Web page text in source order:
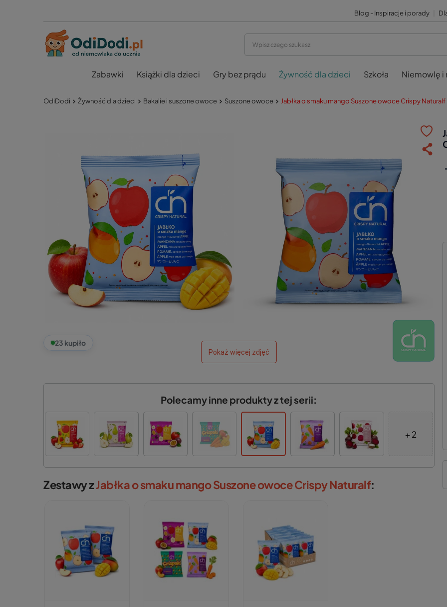
Blog - Inspiracje i porady
Zabawki Książki dla dzieci Gry bez prądu Żywność dla dzieci Szkoła Niemowlę i
OdiDodi Żywność dla dzieci Bakalie i suszone owoce Suszone owoce Jabłka o smaku mango Suszone owoce Crispy Naturalf
23 kupiło
Pokaż więcej zdjęć
Polecamy inne produkty z tej serii:
+ 2
Zestawy zJabłka o smaku mango Suszone owoce Crispy Naturalf: